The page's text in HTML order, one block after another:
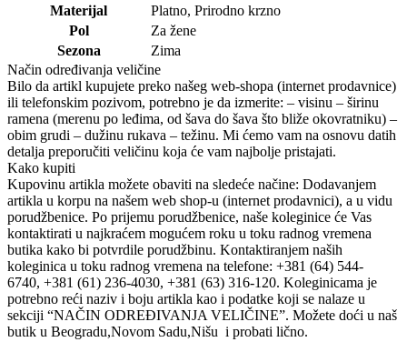
Materijal Platno, Prirodno krzno
Pol
Za žene
Sezona
Zima
Način određivanja veličine
Bilo da artikl kupujete preko našeg web-shopa (internet prodavnice)
ili telefonskim pozivom, potrebno je da izmerite: – visinu – širinu
ramena (merenu po leđima, od šava do šava što bliže okovratniku) –
obim grudi – dužinu rukava – težinu. Mi ćemo vam na osnovu datih
detalja preporučiti veličinu koja će vam najbolje pristajati.
Kako kupiti
Kupovinu artikla možete obaviti na sledeće načine: Dodavanjem
artikla u korpu na našem web shop-u (internet prodavnici), a u vidu
porudžbenice. Po prijemu porudžbenice, naše koleginice će Vas
kontaktirati u najkraćem mogućem roku u toku radnog vremena
butika kako bi potvrdile porudžbinu. Kontaktiranjem naših
koleginica u toku radnog vremena na telefone: +381 (64) 544-
6740, +381 (61) 236-4030, +381 (63) 316-120. Koleginicama je
potrebno reći naziv i boju artikla kao i podatke koji se nalaze u
sekciji “NAČIN ODREĐIVANJA VELIČINE”. Možete doći u naš
butik u Beogradu,Novom Sadu,Nišu i probati lično.